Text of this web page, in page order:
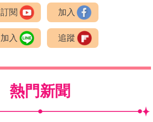
訂閱 加入
加入 追蹤
熱門新聞